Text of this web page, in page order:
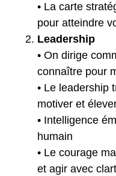
• La carte
pour atteindre
Leadership
• On dirige
connaître pour
• Le leadership
motiver et
• Intelligence
humain
• Le courage
et agir avec